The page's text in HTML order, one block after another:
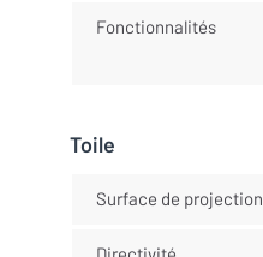
Fonctionnalités
Toile
Surface de projection